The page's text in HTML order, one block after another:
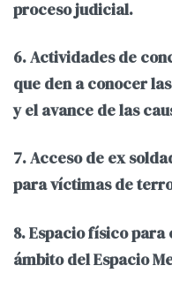
proceso judicial.
6. Actividades de
que den a conocer
y el avance de las
7. Acceso de ex
para víctimas de
8. Espacio físico
ámbito del Espacio